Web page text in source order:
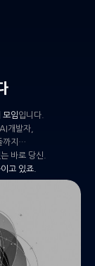
모임입니다.
개발자,
까지…
바로 당신.
고 있죠.